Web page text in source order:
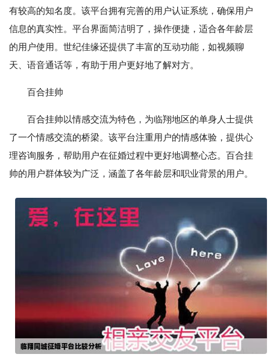
有较高的知名度。该平台拥有完善的用户认证系统，确保用户
信息的真实性。平台界面简洁明了，操作便捷，适合各年龄层
的用户使用。世纪佳缘还提供了丰富的互动功能，如视频聊
天、语音通话等，有助于用户更好地了解对方。
百合挂帅
百合挂帅以情感交流为特色，为临翔地区的单身人士提供
了一个情感交流的桥梁。该平台注重用户的情感体验，提供心
理咨询服务，帮助用户在征婚过程中更好地调整心态。百合挂
帅的用户群体较为广泛，涵盖了各年龄层和职业背景的用户。